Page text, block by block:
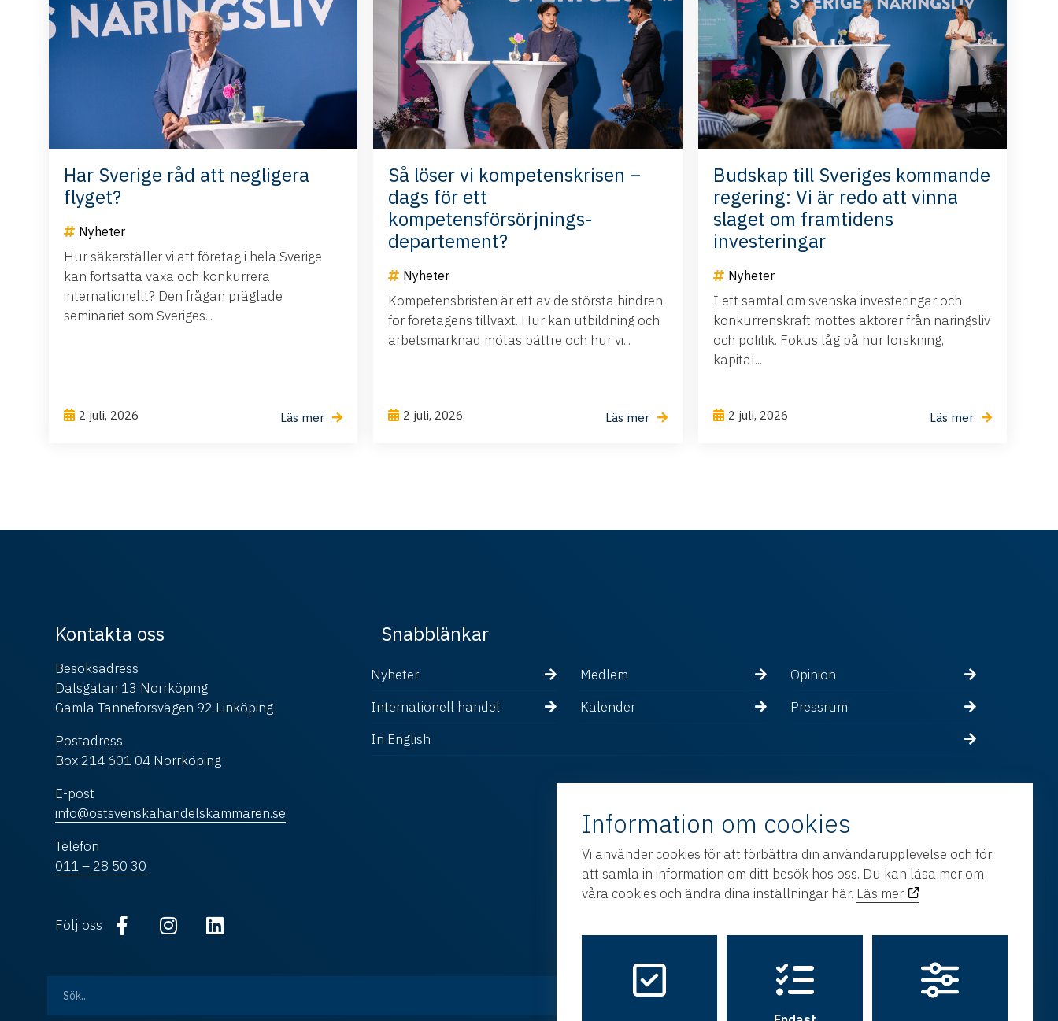
Har Sverige råd att negligera
flyget?
Nyheter
Hur säkerställer vi att företag i hela Sverige
kan fortsätta växa och konkurrera
internationellt? Den frågan präglade
seminariet som Sveriges...
2 juli, 2026 Läs mer
Så löser vi kompetenskrisen –
dags för ett
kompetensförsörjnings-
departement?
Nyheter
Kompetensbristen är ett av de största hindren
för företagens tillväxt. Hur kan utbildning och
arbetsmarknad mötas bättre och hur vi...
2 juli, 2026 Läs mer
Budskap till Sveriges kommande
regering: Vi är redo att vinna
slaget om framtidens
investeringar
Nyheter
I ett samtal om svenska investeringar och
konkurrenskraft möttes aktörer från näringsliv
och politik. Fokus låg på hur forskning,
kapital...
2 juli, 2026 Läs mer
Kontakta oss
Besöksadress
Dalsgatan 13 Norrköping
Gamla Tanneforsvägen 92 Linköping
Postadress
Box 214 601 04 Norrköping
E-post
info@ostsvenskahandelskammaren.se
Telefon
011 – 28 50 30
Följ oss
Snabblänkar
Nyheter Medlem
Opinion
Internationell handel
Kalender
Pressrum
In English
Information om cookies
Vi använder cookies för att förbättra din användarupplevelse och för
att samla in information om ditt besök hos oss. Du kan läsa mer om
våra cookies och ändra dina inställningar här. Läs mer